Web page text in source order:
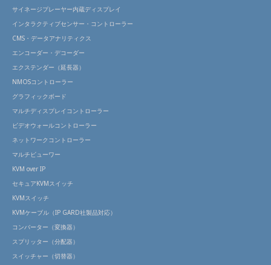
サイネージプレーヤー内蔵ディスプレイ
インタラクティブセンサー・コントローラー
CMS・データアナリティクス
エンコーダー・デコーダー
エクステンダー（延長器）
NMOSコントローラー
グラフィックボード
マルチディスプレイコントローラー
ビデオウォールコントローラー
ネットワークコントローラー
マルチビューワー
KVM over IP
セキュアKVMスイッチ
KVMスイッチ
KVMケーブル（IP GARD社製品対応）
コンバーター（変換器）
スプリッター（分配器）
スイッチャー（切替器）